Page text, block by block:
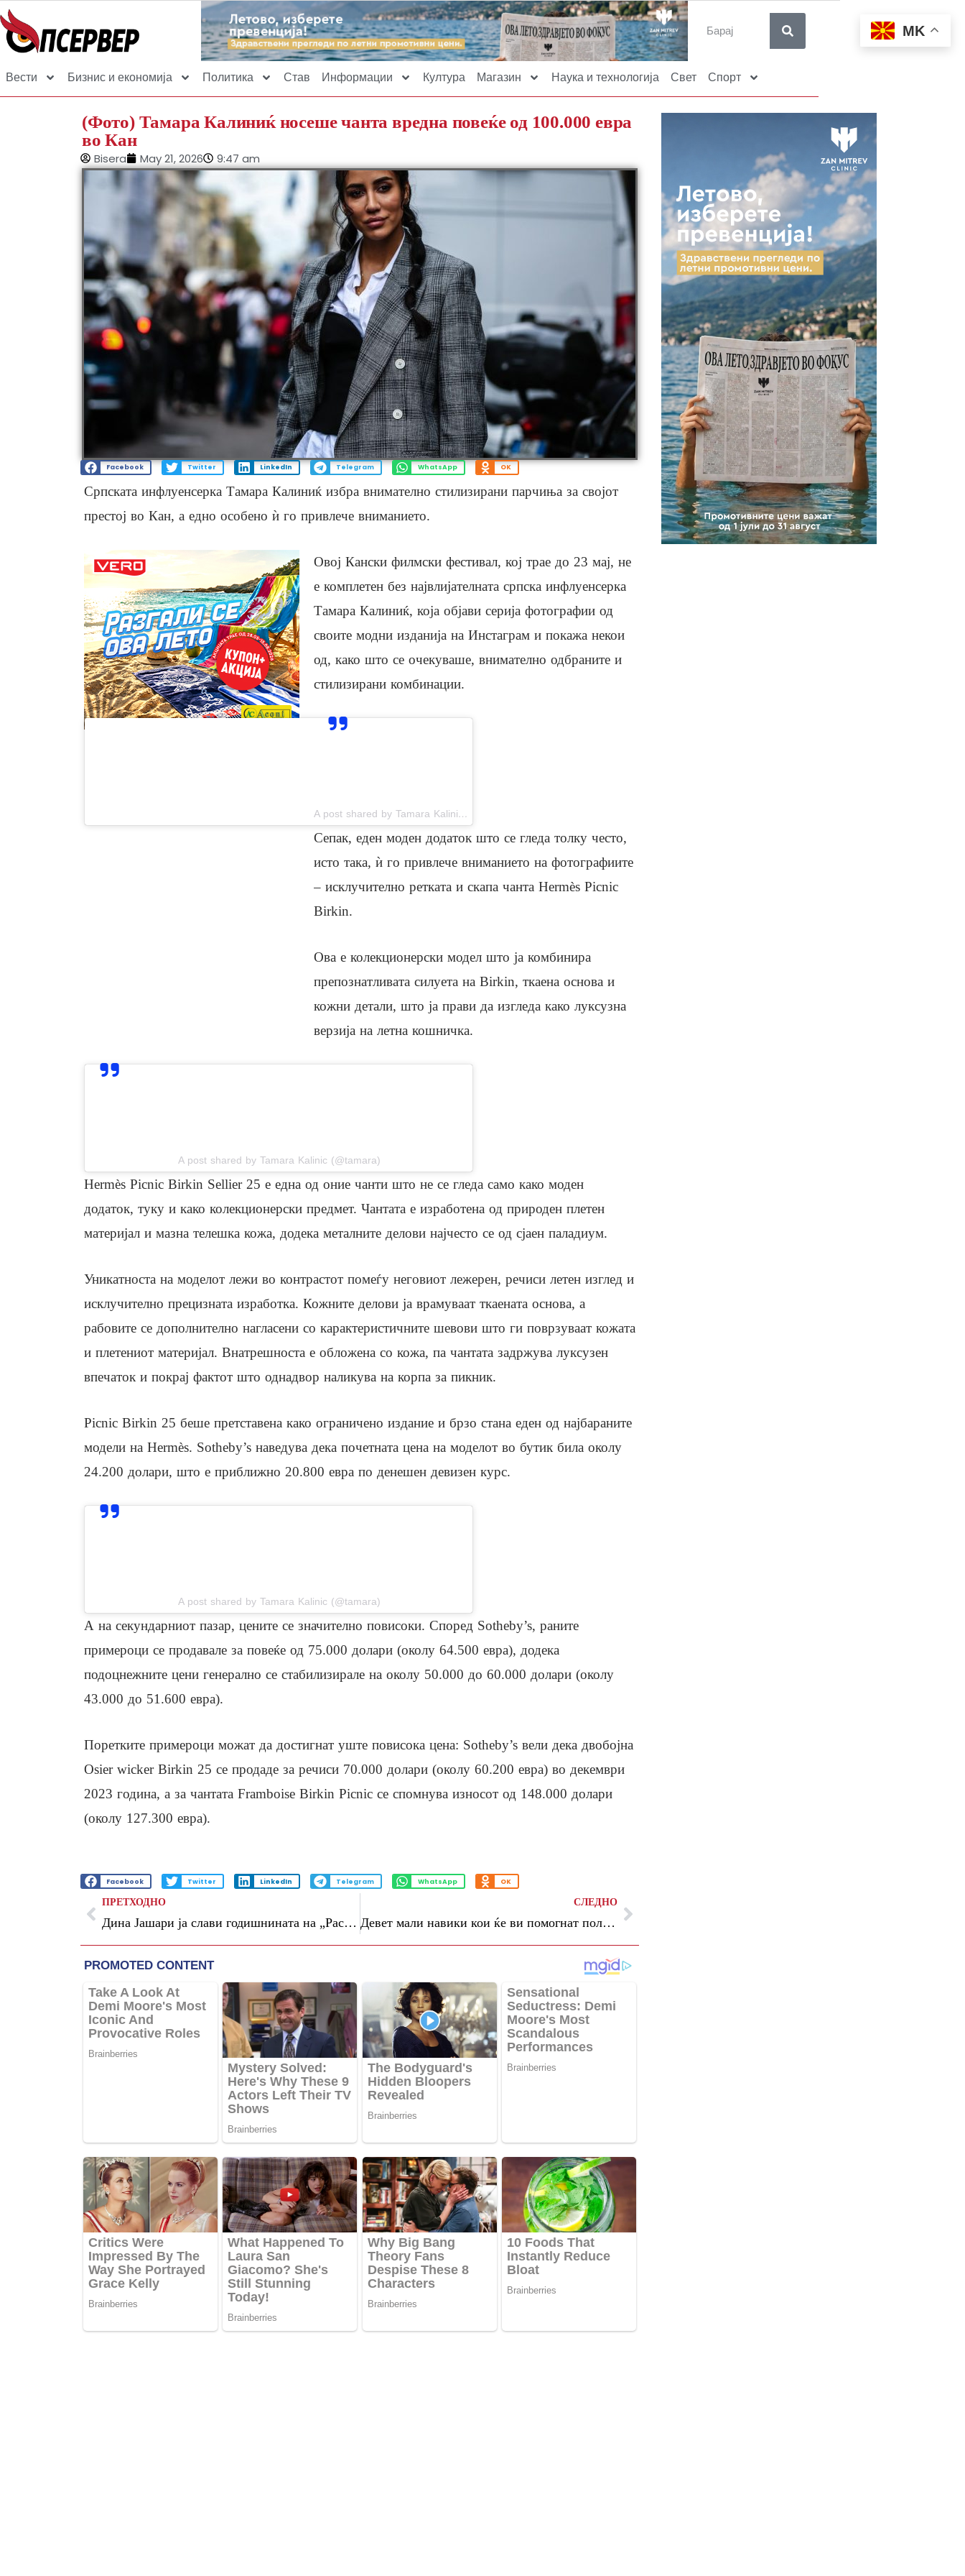
Вести Бизнис и економија Политика Став Информации Култура Магазин Наука и технологија Свет Спорт
(Фото) Тамара Калиниќ носеше чанта вредна повеќе од 100.000 евра
во Кан
Bisera May 21, 2026 9:47 am
Facebook Twitter LinkedIn Telegram WhatsApp OK
Српската инфлуенсерка Тамара Калиниќ избра внимателно стилизирани парчиња за својот
престој во Кан, а едно особено ѝ го привлече вниманието.
Овој Кански филмски фестивал, кој трае до 23 мај, не
е комплетен без највлијателната српска инфлуенсерка
Тамара Калиниќ, која објави серија фотографии од
своите модни изданија на Инстаграм и покажа некои
од, како што се очекуваше, внимателно одбраните и
стилизирани комбинации.
A post shared by Tamara Kalinic (@tamara)
Сепак, еден моден додаток што се гледа толку често,
исто така, ѝ го привлече вниманието на фотографиите
– исклучително ретката и скапа чанта Hermès Picnic
Birkin.
Ова е колекционерски модел што ја комбинира
препознатливата силуета на Birkin, ткаена основа и
кожни детали, што ја прави да изгледа како луксузна
верзија на летна кошничка.
A post shared by Tamara Kalinic (@tamara)
Hermès Picnic Birkin Sellier 25 е една од оние чанти што не се гледа само како моден
додаток, туку и како колекционерски предмет. Чантата е изработена од природен плетен
материјал и мазна телешка кожа, додека металните делови најчесто се од сјаен паладиум.
Уникатноста на моделот лежи во контрастот помеѓу неговиот лежерен, речиси летен изглед и
исклучително прецизната изработка. Кожните делови ја врамуваат ткаената основа, а
рабовите се дополнително нагласени со карактеристичните шевови што ги поврзуваат кожата
и плетениот материјал. Внатрешноста е обложена со кожа, па чантата задржува луксузен
впечаток и покрај фактот што однадвор наликува на корпа за пикник.
Picnic Birkin 25 беше претставена како ограничено издание и брзо стана еден од најбараните
модели на Hermès. Sotheby’s наведува дека почетната цена на моделот во бутик била околу
24.200 долари, што е приближно 20.800 евра по денешен девизен курс.
A post shared by Tamara Kalinic (@tamara)
А на секундарниот пазар, цените се значително повисоки. Според Sotheby’s, раните
примероци се продавале за повеќе од 75.000 долари (околу 64.500 евра), додека
подоцнежните цени генерално се стабилизирале на околу 50.000 до 60.000 долари (околу
43.000 до 51.600 евра).
Поретките примероци можат да достигнат уште повисока цена: Sotheby’s вели дека двобојна
Osier wicker Birkin 25 се продаде за речиси 70.000 долари (околу 60.200 евра) во декември
2023 година, а за чантата Framboise Birkin Picnic се спомнува износот од 148.000 долари
(околу 127.300 евра).
Facebook Twitter LinkedIn Telegram WhatsApp OK
ПРЕТХОДНО
Дина Јашари ја слави годишнината на „Растенија без корен“ со регионална турнеја
СЛЕДНО
Девет мали навики кои ќе ви помогнат полесно да ослабете
MK